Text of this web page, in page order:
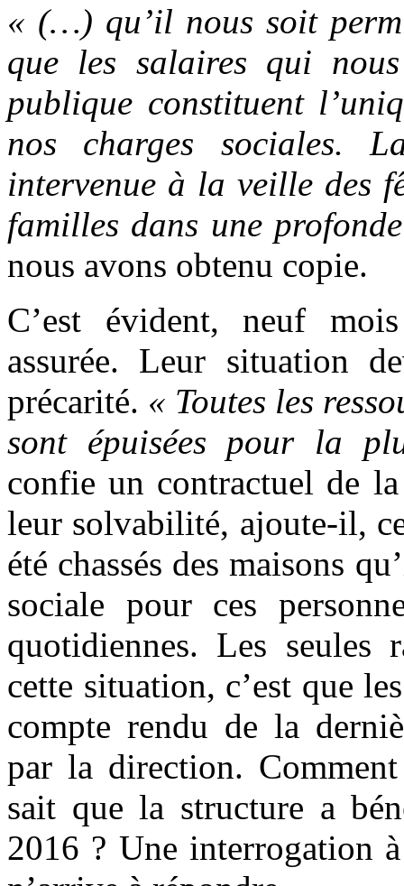
« (…) qu’il nous soit
que les salaires qui
publique constituent
nos charges sociales.
intervenue à la veille des
familles dans une
nous avons obtenu copie.
C’est évident, neuf
assurée. Leur situation
précarité. « Toutes les
sont épuisées pour la
confie un contractuel de
leur solvabilité, ajoute-il,
été chassés des maisons
sociale pour ces
quotidiennes. Les seules
cette situation, c’est que
compte rendu de la
par la direction.
sait que la structure a
2016 ? Une interrogation